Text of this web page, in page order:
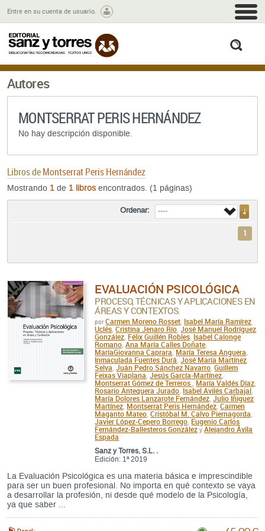
Entre en su cuenta de usuario.
Autores
MONTSERRAT PERIS HERNÁNDEZ
No hay descripción disponible.
Libros deMontserrat Peris Hernández
Mostrando 1 de 1 libros encontrados. (1 páginas)
Ordenar:
1
EVALUACIÓN PSICOLÓGICA
PROCESO, TÉCNICAS Y APLICACIONES EN
ÁREAS Y CONTEXTOS.
porCarmen Moreno Rosset Isabel María Ramírez
Uclés ,Cristina Jenaro Río José Manuel Rodríguez
González Félix Guillén Robles Isabel Calonge
Romano Ana María Calles Doñate
MaríaGiovanna Caprara María Teresa Anguera
Inmaculada Fuentes Durá José María Martínez
Selva Juán Pedro Sánchez Navarro ,Guillem
Feixas Viaplana Jesús García-Martínez
Montserrat Gómez de Terreros María Valdés Díaz
Rosario Antequera Jurado Isabel Avilés Carbajal
María Dolores Lanzarote Fernández Julio Iñiguez
Martínez Montserrat Peris Hernández ,Carmen
Maganto Mateo ,Cristóbal M. Calvo Piernagorda
Javier López-Cepero Borrego Eugenio Carlos
Fernández-Ballesteros González y Alejandro Ávila
Espada
Sanz y Torres, S.L. .
Edición: 1ª 2019
La Evaluación Psicológica es una materia básica e imprescindible
para ser un buen profesional. No importa en qué contexto se vaya
a desarrollar la profesión, ni desde qué modelo de la Psicología,
ya que saber ...